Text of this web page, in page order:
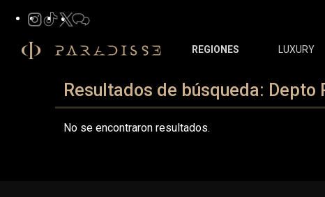
REGIONES LUXURY
Resultados de búsqueda: Depto
No se encontraron resultados.